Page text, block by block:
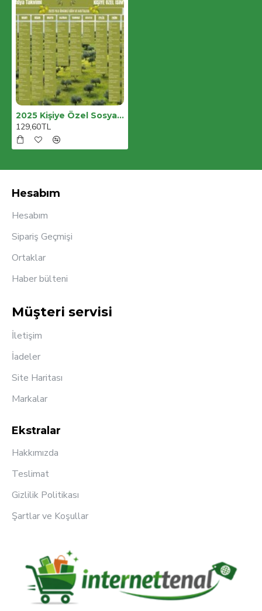
2025 Kişiye Özel Sosyal Medya Takvimi - Özel Günlerle Dolu Eğlenceli Duvar Afişi Zeytin
129,60TL
Hesabım
Hesabım
Sipariş Geçmişi
Ortaklar
Haber bülteni
Müşteri servisi
İletişim
İadeler
Site Haritası
Markalar
Ekstralar
Hakkımızda
Teslimat
Gizlilik Politikası
Şartlar ve Koşullar